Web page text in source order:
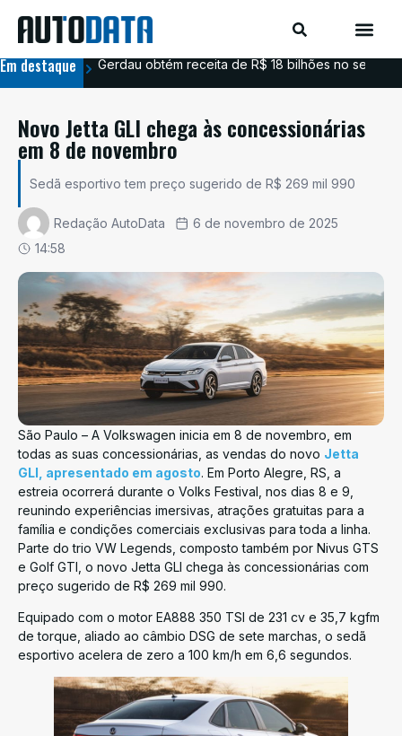
Em destaque Gerdau obtém receita de R$ 18 bilhões no
Novo Jetta GLI chega às concessionárias
em 8 de novembro
Sedã esportivo tem preço sugerido de R$ 269 mil 990
Redação AutoData
6 de novembro de 2025
14:58
São Paulo – A Volkswagen inicia em 8 de novembro, em
todas as suas concessionárias, as vendas do novo Jetta
GLI, apresentado em agosto. Em Porto Alegre, RS, a
estreia ocorrerá durante o Volks Festival, nos dias 8 e 9,
reunindo experiências imersivas, atrações gratuitas para a
família e condições comerciais exclusivas para toda a linha.
Parte do trio VW Legends, composto também por Nivus GTS
e Golf GTI, o novo Jetta GLI chega às concessionárias com
preço sugerido de R$ 269 mil 990.
Equipado com o motor EA888 350 TSI de 231 cv e 35,7 kgfm
de torque, aliado ao câmbio DSG de sete marchas, o sedã
esportivo acelera de zero a 100 km/h em 6,6 segundos.